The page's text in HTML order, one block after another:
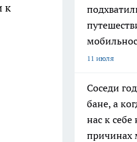
к
11 июля
Соседи
бане, а
нас к себе
причинах